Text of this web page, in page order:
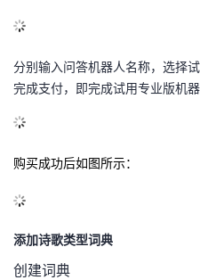
分别输入问答机器人名称，选择
完成支付，即完成试用专业版机
购买成功后如图所示：
添加诗歌类型词典
创建词典